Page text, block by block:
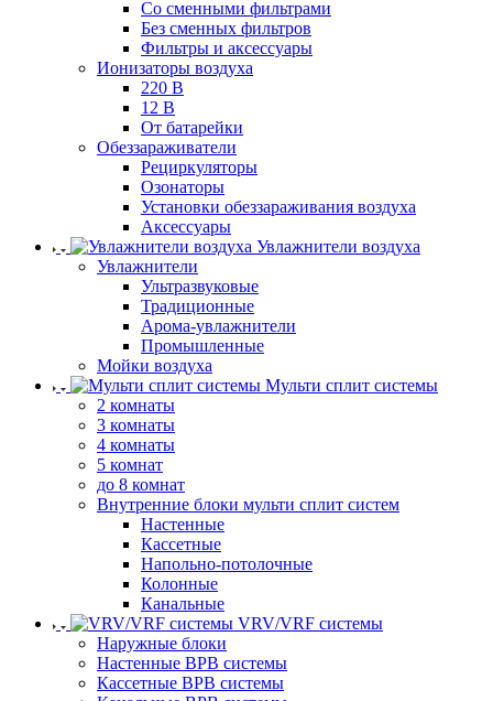
Cо сменными фильтрами
Без сменных фильтров
Фильтры и аксессуары
Ионизаторы воздуха
220 В
12 В
От батарейки
Обеззараживатели
Рециркуляторы
Озонаторы
Установки обеззараживания воздуха
Аксессуары
Увлажнители воздуха
Увлажнители
Ультразвуковые
Традиционные
Арома-увлажнители
Промышленные
Мойки воздуха
Мульти сплит системы
2 комнаты
3 комнаты
4 комнаты
5 комнат
до 8 комнат
Внутренние блоки мульти сплит систем
Настенные
Кассетные
Напольно-потолочные
Колонные
Канальные
VRV/VRF системы
Наружные блоки
Настенные ВРВ системы
Кассетные ВРВ системы